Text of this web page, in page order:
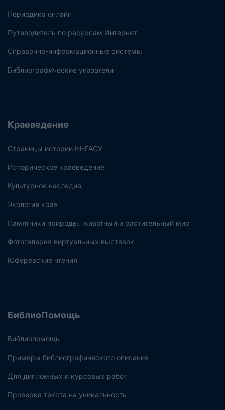
Периодика онлайн
Путеводитель по ресурсам Интернет
Справочно-информационные системы
Библиографические указатели
Краеведение
Страницы истории ННГАСУ
Историческое краеведение
Культурное наследие
Экология края
Памятники природы, животный и растительный мир
Фотогалерея виртуальных выставок
Юферевские чтения
БиблиоПомощь
Библиопомощь
Примеры библиографического описания
Для дипломных и курсовых работ
Проверка текста на уникальность